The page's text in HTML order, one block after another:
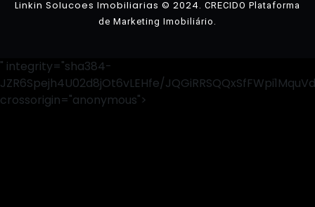
Linkin Solucoes Imobiliarias © 2024. CRECIDO Plataforma
de Marketing Imobiliário .
" integrity="sha384-
JZR6Spejh4U02d8jOt6vLEHfe/
crossorigin="anonymous">